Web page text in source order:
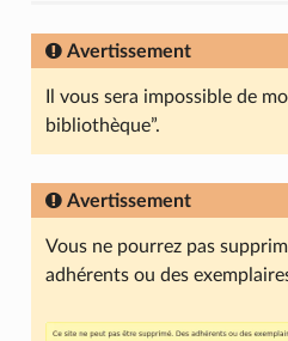
Avertissement
Il vous sera impossible de
bibliothèque”.
Avertissement
Vous ne pourrez pas
adhérents ou des